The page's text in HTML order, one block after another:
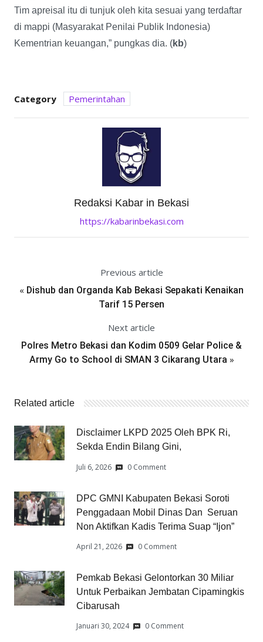
Tim apreisal itu di tunjuk oleh kita sesuai yang terdaftar
di mappi (Masyarakat Penilai Publik Indonesia)
Kementrian keuangan,” pungkas dia. (kb)
Category Pemerintahan
Redaksi Kabar in Bekasi
https://kabarinbekasi.com
Previous article
« Dishub dan Organda Kab Bekasi Sepakati Kenaikan
Tarif 15 Persen
Next article
Polres Metro Bekasi dan Kodim 0509 Gelar Police &
Army Go to School di SMAN 3 Cikarang Utara »
Related article
Disclaimer LKPD 2025 Oleh BPK Ri,
Sekda Endin Bilang Gini,
Juli 6, 2026 0 Comment
DPC GMNI Kabupaten Bekasi Soroti
Penggadaan Mobil Dinas Dan Seruan
Non Aktifkan Kadis Terima Suap “Ijon”
April 21, 2026 0 Comment
Pemkab Bekasi Gelontorkan 30 Miliar
Untuk Perbaikan Jembatan Cipamingkis
Cibarusah
Januari 30, 2024 0 Comment